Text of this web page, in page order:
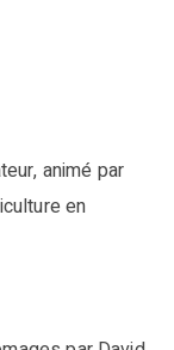
animé par
en